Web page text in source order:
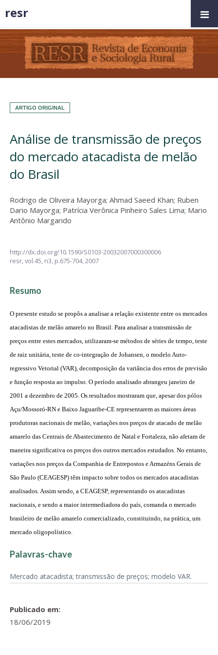
ARTIGO ORIGINAL
Análise de transmissão de preços
do mercado atacadista de melão
do Brasil
Rodrigo de Oliveira Mayorga; Ahmad Saeed Khan; Ruben
Dario Mayorga; Patrícia Verônica Pinheiro Sales Lima; Mario
Antônio Margarido
http://dx.doi.org/10.1590/S0103-20032007000300006
resr,vol.45, n3, p.675-704, 2007
Resumo
O presente estudo se propôs a analisar a relação existente entre os mercados
atacadistas de melão amarelo no Brasil. Para analisar a transmissão de
preços entre estes mercados, utilizaram-se métodos de séries de tempo, teste
de raiz unitária, teste de co-integração de Johansen, o modelo Auto-
regressivo Vetorial (VAR), decomposição da variância dos erros de previsão
e função resposta ao impulso. O período analisado abrangeu janeiro de
2001 a dezembro de 2005. Os resultados mostraram que, apesar dos pólos
Açu/Mossoró-RN e Baixo Jaguaribe-CE representarem as maiores áreas
produtoras nacionais de melão, variações nos preços de atacado de melão
amarelo das Centrais de Abastecimento de Natal e Fortaleza, não afetam de
maneira significativa os preços dos outros mercados estudados. No entanto,
variações nos preços da Companhia de Entrepostos e Armazéns Gerais de
São Paulo (CEAGESP) têm impacto sobre todos os mercados atacadistas
analisados. Assim sendo, a CEAGESP, representando os atacadistas
nacionais, e sendo a maior intermediadora do país, comanda o mercado
brasileiro de melão amarelo comercializado, constituindo, na prática, um
mercado oligopolístico.
Palavras-chave
Mercado atacadista; transmissão de preços; modelo VAR.
Publicado em:
18/06/2019
resr